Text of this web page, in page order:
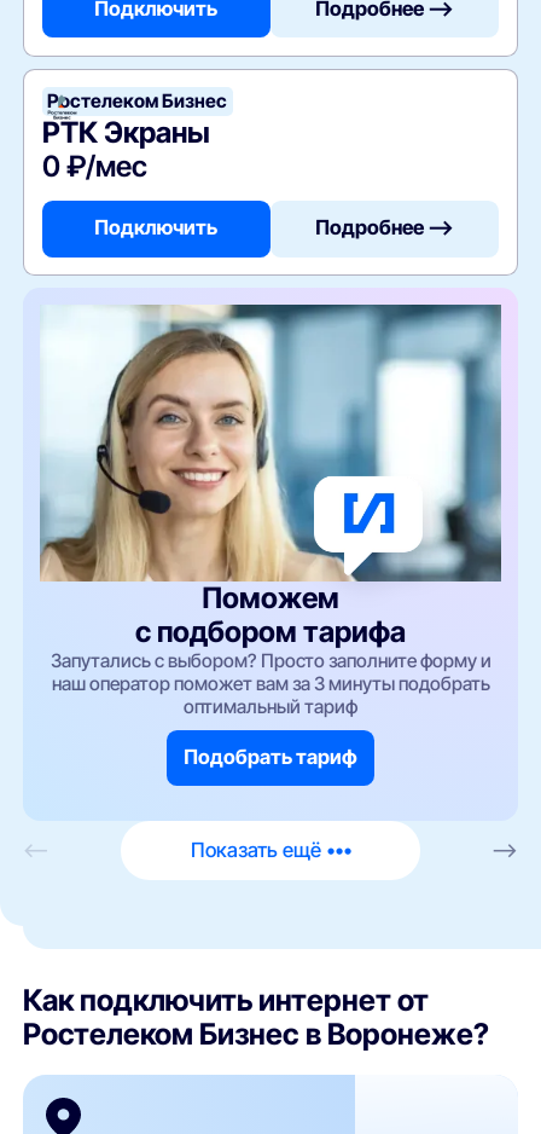
Подключить Подробнее —>
Ростелеком Бизнес
РТК Экраны
0 ₽/мес
Подключить Подробнее —>
Поможем
с подбором тарифа
Запутались с выбором? Просто заполните форму и
наш оператор поможет вам за 3 минуты подобрать
оптимальный тариф
Подобрать тариф
<— Показать ещё ••• —>
Как подключить интернет от
Ростелеком Бизнес в Воронеже?